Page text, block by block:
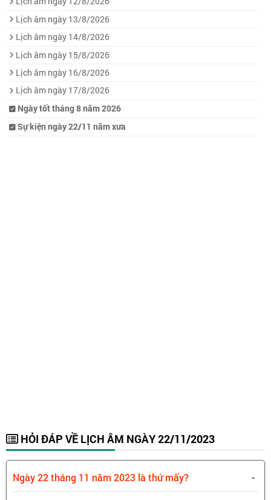
Lịch âm ngày 13/8/2026
Lịch âm ngày 14/8/2026
Lịch âm ngày 15/8/2026
Lịch âm ngày 16/8/2026
Lịch âm ngày 17/8/2026
Ngày tốt tháng 8 năm 2026
Sự kiện ngày 22/11 năm xưa
HỎI ĐÁP VỀ LỊCH ÂM NGÀY 22/11/2023
Ngày 22 tháng 11 năm 2023 là thứ mấy? -